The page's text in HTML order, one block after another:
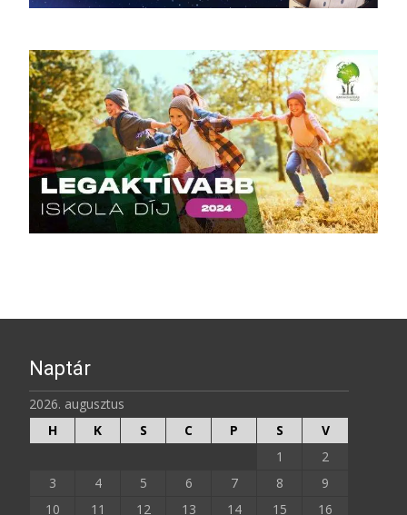
Naptár
2026. augusztus
H
K S C P S
V
1
2
3
4 5 6 7 8
9
10
11 12 13 14 15 16